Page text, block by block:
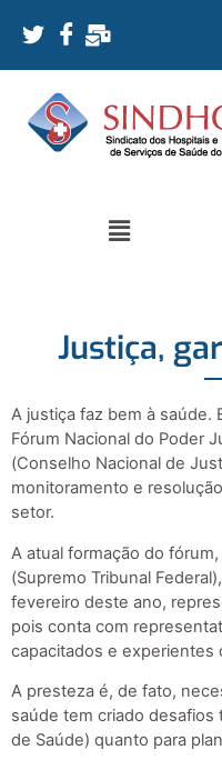
Justiça,
A justiça faz bem à saúde.
Fórum Nacional do Poder
(Conselho Nacional de
monitoramento e
setor.
A atual formação do
(Supremo Tribunal
fevereiro deste ano,
pois conta com
capacitados e experientes
A presteza é, de fato,
saúde tem criado desafios
de Saúde) quanto para